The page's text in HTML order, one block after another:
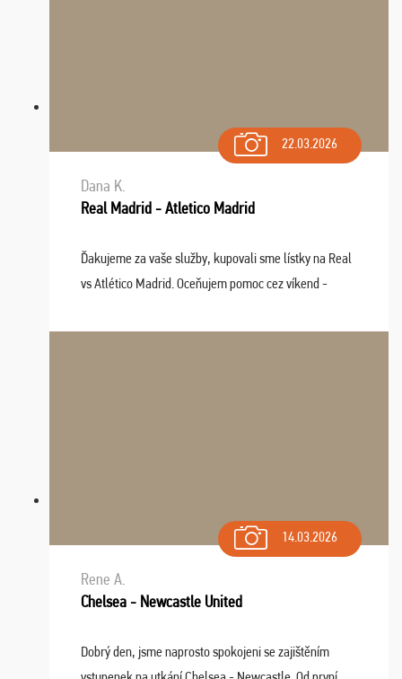
22.03.2026
Dana K.
Real Madrid - Atletico Madrid
Ďakujeme za vaše služby, kupovali sme lístky na Real
vs Atlético Madrid. Oceňujem pomoc cez víkend -
spokojnosti. Sedenie bolo dobré, štadión Barnabéu ...
14.03.2026
Rene A.
Chelsea - Newcastle United
Dobrý den, jsme naprosto spokojeni se zajištěním